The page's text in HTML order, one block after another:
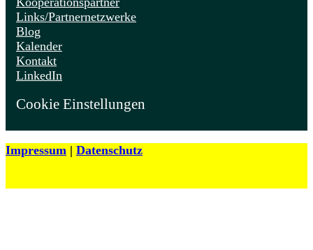
Links/Partnernetzwerke
Blog
Kalender
Kontakt
LinkedIn
Cookie Einstellungen
Impressum | Datenschutz